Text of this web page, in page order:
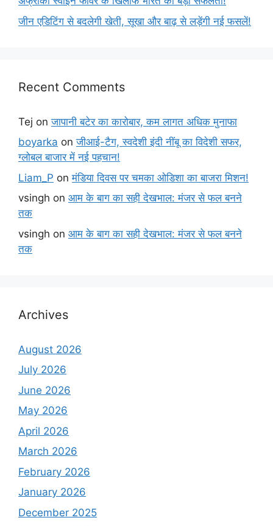
जीन एडिटिंग से बदलेगी खेती, सूखा और बाढ़ से लड़ेंगी नई फसलें!
Recent Comments
Tej onजापानी बटेर का कारोबार, कम लागत अधिक मुनाफा
boyarka onजीआई-टैग, स्वदेशी इंदी नींबू का विदेशी सफर,
ग्लोबल बाजार में नई पहचान!
Liam_P onमंडिया दिवस पर चमका ओडिशा का बाजरा मिशन!
vsingh on आम के बाग का सही देखभाल: मंजर से फल बनने
तक
vsingh on आम के बाग का सही देखभाल: मंजर से फल बनने
तक
Archives
August 2026
July 2026
June 2026
May 2026
April 2026
March 2026
February 2026
January 2026
December 2025